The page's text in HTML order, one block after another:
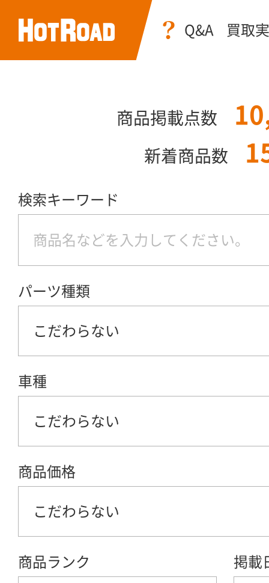
Q&A 買取
商品掲載点数
新着商品数
検索キーワード
パーツ種類
こだわらない
車種
こだわらない
商品価格
こだわらない
商品ランク 掲載